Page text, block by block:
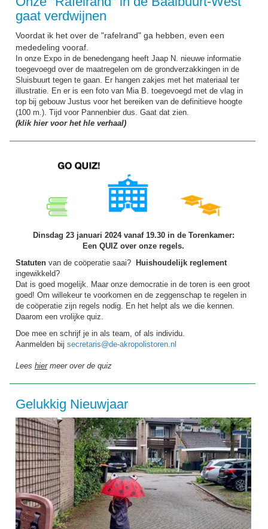
gaat verdwijnen
Voordat ik het over de "rafelrand" ga hebben, even een
mededeling vooraf.
In onze Expo in de benedengang heeft Jaap N. nieuwe informatie
toegevoegd over de maatregelen om de grondverzakkingen in de
Sluisbuurt tegen te gaan. Er hangen zakjes met het materiaal ter
illustratie. En er is een foto van Mia B. toegevoegd met de vlag in
top bij gebouw Justus voor het bereiken van de definitieve hoogte
(100 m.). Tijd voor Pannenbier dus. Gaat dat zien.
(klik hier voor het hle verhaal)
Dinsdag 23 januari 2024 vanaf 19.30 in de Torenkamer:
Een QUIZ over onze regels.
Statuten van de coöperatie saai?
Huishoudelijk reglement
ingewikkeld?
Dat is goed mogelijk. Maar onze democratie in de toren is een groot
goed! Om willekeur te voorkomen en de zeggenschap te regelen in
de coöperatie zijn regels nodig. En het helpt als we die kennen.
Daarom een vrolijke quiz.
Doe mee en schrijf je in als team, of als individu.
Aanmelden bij secretaris@de-akropolistoren.nl
Lees hiermeer over de quiz
Gelukkig Nieuwjaar